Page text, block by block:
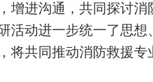
增进沟通，共同探讨
活动进一步统一了思
将共同推动消防救援